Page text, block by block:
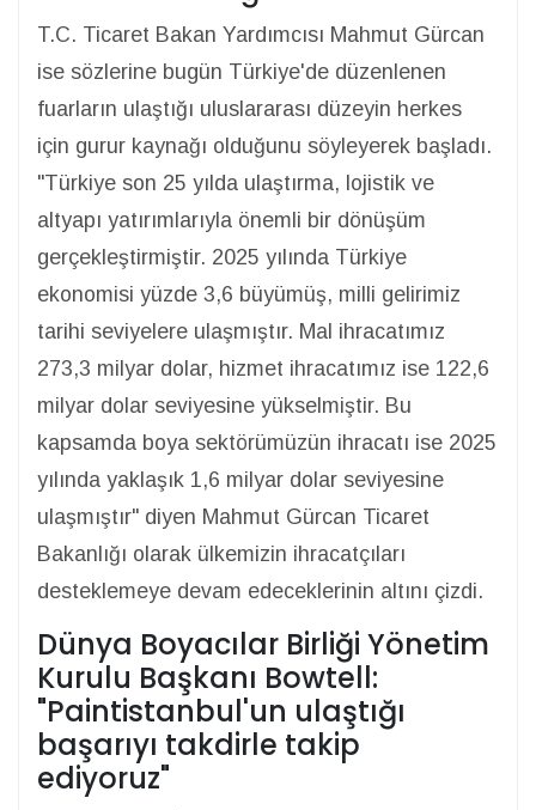
T.C. Ticaret Bakan Yardımcısı Mahmut Gürcan
ise sözlerine bugün Türkiye'de düzenlenen
fuarların ulaştığı uluslararası düzeyin herkes
için gurur kaynağı olduğunu söyleyerek başladı.
"Türkiye son 25 yılda ulaştırma, lojistik ve
altyapı yatırımlarıyla önemli bir dönüşüm
gerçekleştirmiştir. 2025 yılında Türkiye
ekonomisi yüzde 3,6 büyümüş, milli gelirimiz
tarihi seviyelere ulaşmıştır. Mal ihracatımız
273,3 milyar dolar, hizmet ihracatımız ise 122,6
milyar dolar seviyesine yükselmiştir. Bu
kapsamda boya sektörümüzün ihracatı ise 2025
yılında yaklaşık 1,6 milyar dolar seviyesine
ulaşmıştır" diyen Mahmut Gürcan Ticaret
Bakanlığı olarak ülkemizin ihracatçıları
desteklemeye devam edeceklerinin altını çizdi.
Dünya Boyacılar Birliği Yönetim
Kurulu Başkanı Bowtell:
"Paintistanbul'un ulaştığı
başarıyı takdirle takip
ediyoruz"